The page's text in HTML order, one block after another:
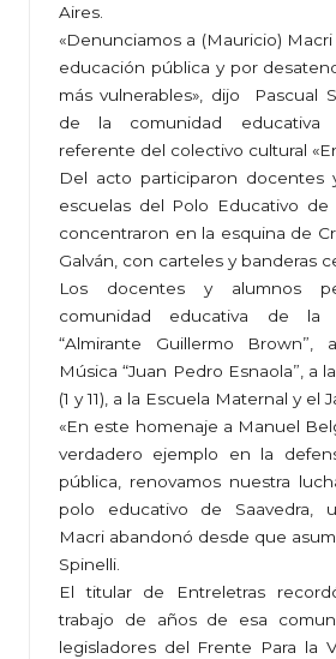
Aires.
«Denunciamos a (Mauricio)
educación pública y por
más vulnerables», dijo Pascual
de la comunidad educativa
referente del colectivo cultural
Del acto participaron docentes
escuelas del Polo Educativo de
concentraron en la esquina de
Galván, con carteles y banderas
Los docentes y alumnos
comunidad educativa de la
“Almirante Guillermo
Música “Juan Pedro Esnaola”, a
(1 y 11), a la Escuela Maternal y el
«En este homenaje a Manuel
verdadero ejemplo en la
pública, renovamos nuestra
polo educativo de Saavedra,
Macri abandonó desde que
Spinelli.
El titular de Entreletras
trabajo de años de esa
legisladores del Frente Para la